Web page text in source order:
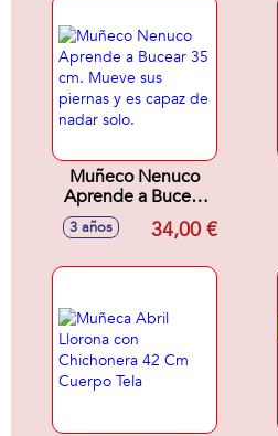
Muñeco Nenuco
Aprende a Bucear
35 cm. Mueve sus
piernas y es capaz
3 años 34,00 €